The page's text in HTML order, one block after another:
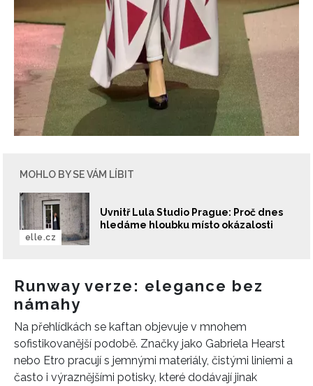
MOHLO BY SE VÁM LÍBIT
Uvnitř Lula Studio Prague: Proč dnes
hledáme hloubku místo okázalosti
elle.cz
Runway verze: elegance bez
námahy
Na přehlídkách se kaftan objevuje v mnohem
sofistikovanější podobě. Značky jako Gabriela Hearst
nebo Etro pracují s jemnými materiály, čistými liniemi a
často i výraznějšími potisky, které dodávají jinak